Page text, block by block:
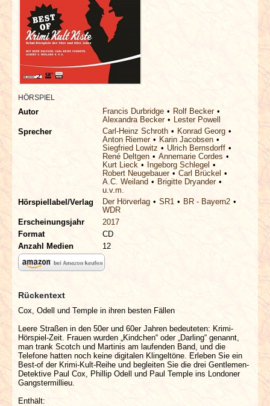
INTERVIEWS
SPECIALS
REDAKTION
LINKS
HÖRSPIEL
Autor Francis Durbridge
Rolf Becker
Alexandra Becker
Lester Powell
Sprecher
Carl-Heinz Schroth
Konrad Georg
Anton Riemer
Karin Jacobsen
Siegfried Lowitz
Ulrich Bernsdorff
René Deltgen
Annemarie Cordes
Kurt Lieck
Ingeborg Schlegel
Robert Neugebauer
Carl Brückel
A.C. Weiland
Brigitte Dryander
u.v.m.
Hörspiellabel/Verlag
Der Hörverlag SR1
BR - Bayern2
WDR
Erscheinungsjahr
2017
Format
CD
Anzahl Medien
12
Rückentext
Cox, Odell und Temple in ihren besten Fällen
Leere Straßen in den 50er und 60er Jahren bedeuteten: Krimi-
Hörspiel-Zeit. Frauen wurden „Kindchen“ oder „Darling“ genannt,
man trank Scotch und Martinis am laufenden Band, und die
Telefone hatten noch keine digitalen Klingeltöne. Erleben Sie ein
Best-of der Krimi-Kult-Reihe und begleiten Sie die drei Gentlemen-
Detektive Paul Cox, Phillip Odell und Paul Temple ins Londoner
Gangstermillieu.
Enthält: